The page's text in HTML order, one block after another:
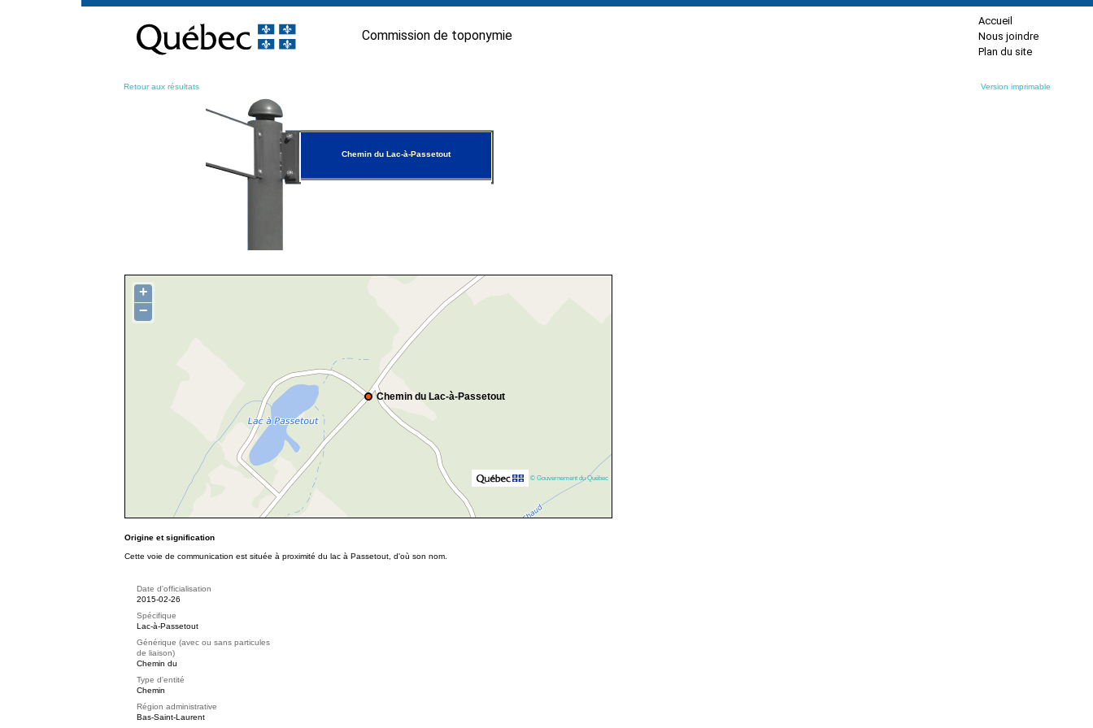
contenu
Commission de toponymie
Accueil
Nous joindre
Plan du site
Retour aux résultats Version imprimable
Chemin du Lac-à-Passetout
Chemin du Lac-à-Passetout
+
−
© Gouvernement du Québec
Origine et signification
Cette voie de communication est située à proximité du lac à Passetout, d'où son nom.
Date d'officialisation
2015-02-26
Spécifique
Lac-à-Passetout
Générique (avec ou sans particules
de liaison)
Chemin du
Type d'entité
Chemin
Région administrative
Bas-Saint-Laurent